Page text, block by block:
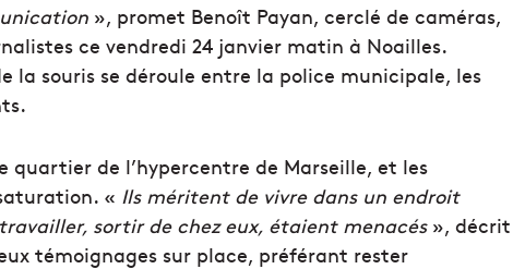
», promet Benoît Payan, cerclé de caméras,
ce vendredi 24 janvier matin à Noailles.
souris se déroule entre la police municipale, les
quartier de l’hypercentre de Marseille, et les
« Ils méritent de vivre dans un endroit
sortir de chez eux, étaient menacés», décrit
témoignages sur place, préférant rester